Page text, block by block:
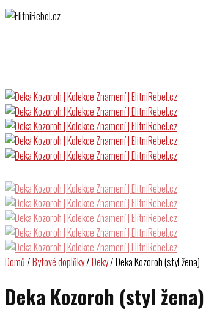
Domů/Bytové doplňky/Deky/ Deka Kozoroh (styl žena)
Deka Kozoroh (styl žena)